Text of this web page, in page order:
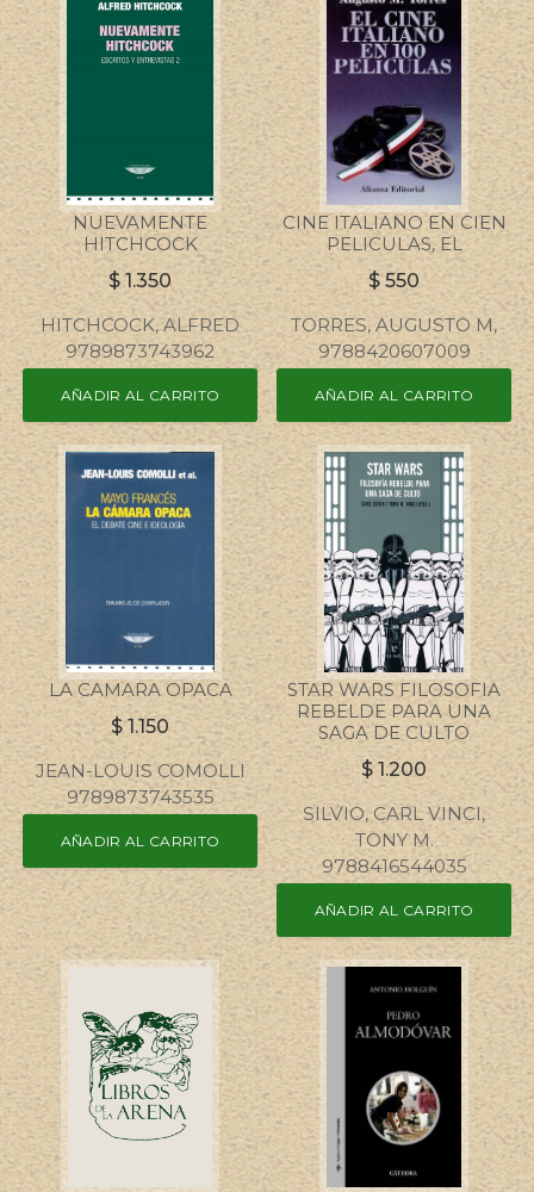
NUEVAMENTE
HITCHCOCK
$1.350
HITCHCOCK, ALFRED
9789873743962
AÑADIR AL CARRITO
CINE ITALIANO EN CIEN
PELICULAS, EL
$550
TORRES, AUGUSTO M,
9788420607009
AÑADIR AL CARRITO
LA CAMARA OPACA
$1.150
JEAN-LOUIS COMOLLI
9789873743535
AÑADIR AL CARRITO
STAR WARS FILOSOFIA
REBELDE PARA UNA
SAGA DE CULTO
$1.200
SILVIO, CARL VINCI,
TONY M.
9788416544035
AÑADIR AL CARRITO